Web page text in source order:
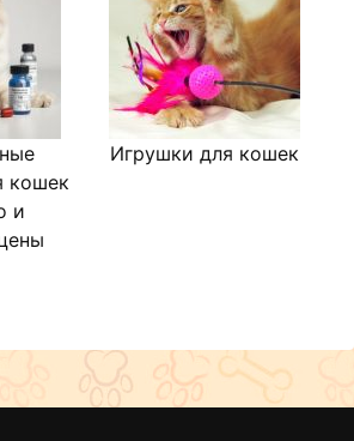
кошек
и
Игрушки для кошек